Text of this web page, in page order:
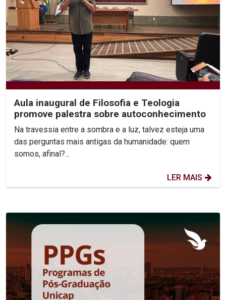
Aula inaugural de Filosofia e Teologia
promove palestra sobre autoconhecimento
Na travessia entre a sombra e a luz, talvez esteja uma
das perguntas mais antigas da humanidade: quem
somos, afinal?...
LER MAIS